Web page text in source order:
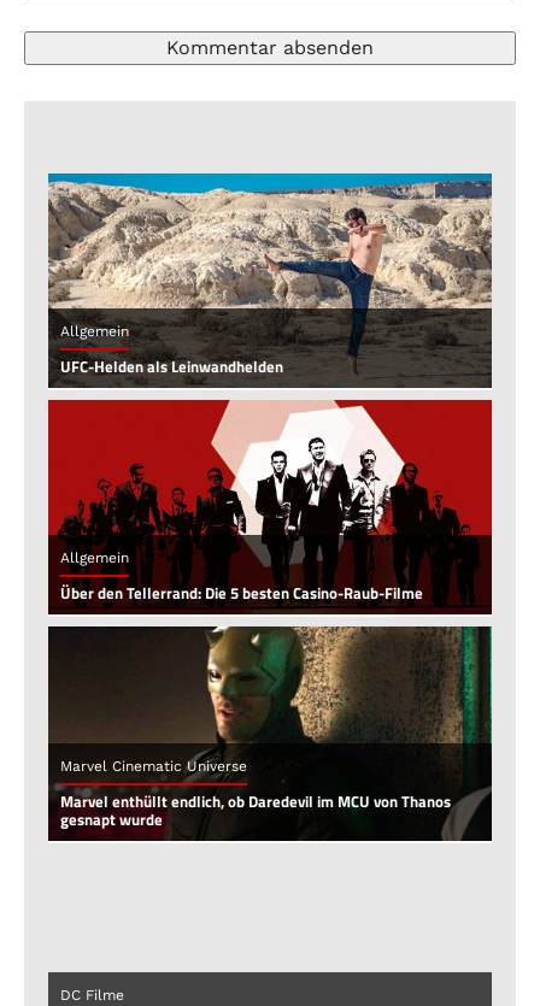
Allgemein
UFC-Helden als Leinwandhelden
Allgemein
Über den Tellerrand: Die 5 besten Casino-Raub-Filme
Marvel Cinematic Universe
Marvel enthüllt endlich, ob Daredevil im MCU von Thanos
gesnapt wurde
DC Filme